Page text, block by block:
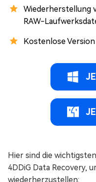
Wiederherstellung
RAW-
Kostenlose
Hier sind die
4DDiG Data Recovery,
wiederherzustellen: